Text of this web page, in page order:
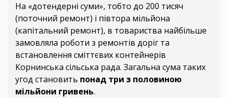
На «дотендерні суми», тобто до 200 тисяч
(поточний ремонт) і півтора мільйона
(капітальний ремонт), в товариства найбільше
замовляла роботи з ремонтів доріг та
встановлення сміттєвих контейнерів
Корнинська сільська рада. Загальна сума таких
угод становить понад три з половиною
мільйони гривень.